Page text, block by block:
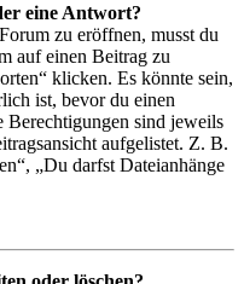
eine Antwort?
zu eröffnen, musst du
auf einen Beitrag zu
klicken. Es könnte sein,
ist, bevor du einen
Berechtigungen sind jeweils
aufgelistet. Z. B.
„Du darfst Dateianhänge